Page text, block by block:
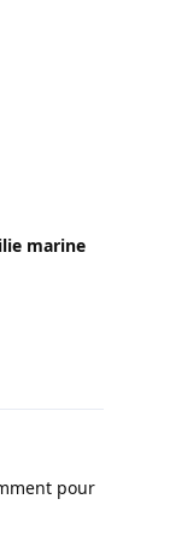
marine
pour